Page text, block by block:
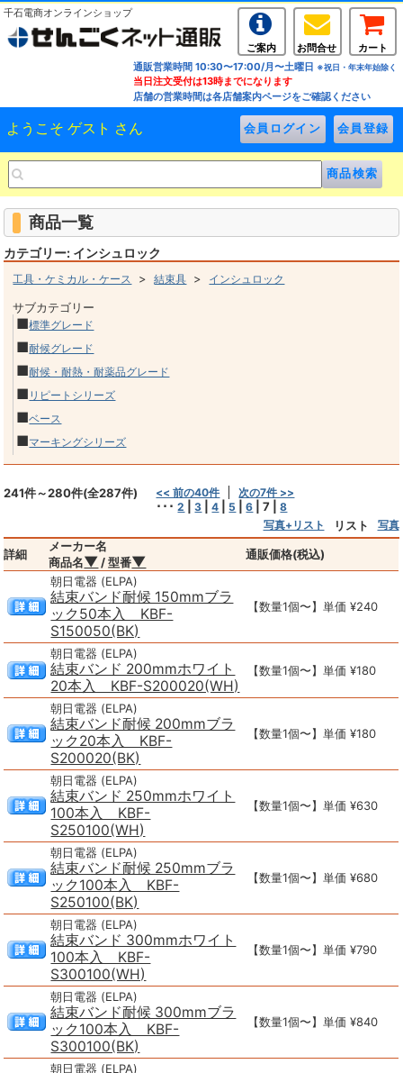
千石電商オンラインショップ
ご案内 お問合せ
カート
通販営業時間 10:30〜17:00/月〜土曜日 ※祝日・年末年始除く
当日注文受付は13時までになります
店舗の営業時間は各店舗案内ページをご確認ください
ようこそ ゲスト さん
商品一覧
カテゴリー: インシュロック
工具・ケミカル・ケース >結束具 > インシュロック
サブカテゴリー
■標準グレード
■耐候グレード
■耐候・耐熱・耐薬品グレード
■ リピートシリーズ
■ベース
■マーキングシリーズ
241件～280件(全287件) << 前の40件 次の7件 >>
･･･2 |3 |4 5 |6 |7 |8
写真+リスト
リスト 写真
詳細
メーカー名
商品名▼ / 型番▼
通販価格(税込)
朝日電器 (ELPA)
結束バンド耐候 150mmブラ
ック50本入 KBF-
S150050(BK)
【数量1個〜】単価 ¥240
朝日電器 (ELPA)
結束バンド 200mmホワイト
20本入 KBF-S200020(WH)
【数量1個〜】単価 ¥180
朝日電器 (ELPA)
結束バンド耐候 200mmブラ
ック20本入 KBF-
S200020(BK)
【数量1個〜】単価 ¥180
朝日電器 (ELPA)
結束バンド 250mmホワイト
100本入 KBF-
S250100(WH)
【数量1個〜】単価 ¥630
朝日電器 (ELPA)
結束バンド耐候 250mmブラ
ック100本入 KBF-
S250100(BK)
【数量1個〜】単価 ¥680
朝日電器 (ELPA)
結束バンド 300mmホワイト
100本入 KBF-
S300100(WH)
【数量1個〜】単価 ¥790
朝日電器 (ELPA)
結束バンド耐候 300mmブラ
ック100本入 KBF-
S300100(BK)
【数量1個〜】単価 ¥840
朝日電器 (ELPA)